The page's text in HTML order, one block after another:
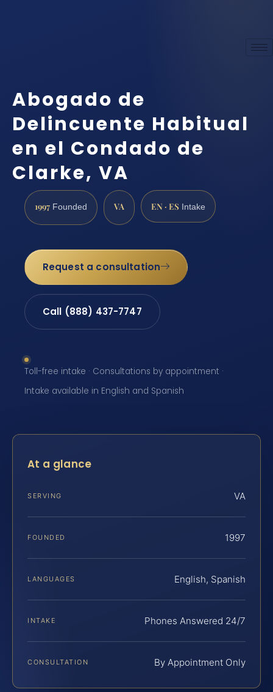
Abogado de
Delincuente Habitual
en el Condado de
Clarke, VA
1997 Founded VA EN · ES Intake
Request a consultation
Call (888) 437-7747
Toll-free intake · Consultations by appointment ·
Intake available in English and Spanish
At a glance
SERVING VA
FOUNDED 1997
LANGUAGES English, Spanish
INTAKE Phones Answered 24/7
CONSULTATION By Appointment Only